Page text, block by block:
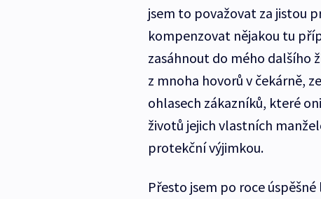
jsem to považovat za jistou
kompenzovat nějakou tu
zasáhnout do mého dalšího
z mnoha hovorů v čekárně,
ohlasech zákazníků, které
životů jejich vlastních
protekční výjimkou.
Přesto jsem po roce